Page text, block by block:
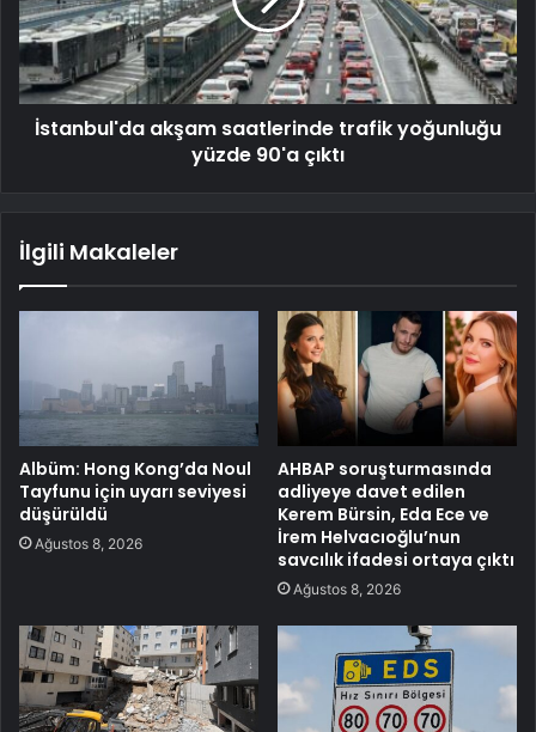
İstanbul'da akşam saatlerinde trafik yoğunluğu
yüzde 90'a çıktı
İlgili Makaleler
Albüm: Hong Kong’da Noul
Tayfunu için uyarı seviyesi
düşürüldü
Ağustos 8, 2026
AHBAP soruşturmasında
adliyeye davet edilen
Kerem Bürsin, Eda Ece ve
İrem Helvacıoğlu’nun
savcılık ifadesi ortaya çıktı
Ağustos 8, 2026